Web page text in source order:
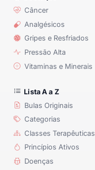
Câncer
Analgésicos
Gripes e Resfriados
Pressão Alta
Vitaminas e Minerais
Lista A a Z
Bulas Originais
Categorias
Classes Terapêuticas
Princípios Ativos
Doenças